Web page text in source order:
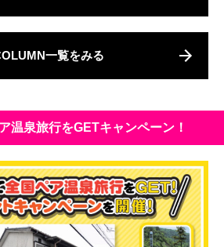
一覧をみる
温泉旅行をGETキャンペーン！